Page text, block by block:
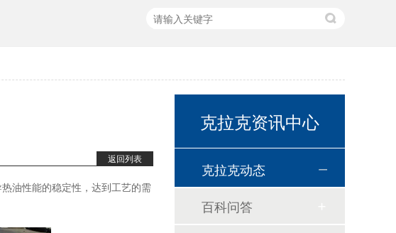
返回列表
油性能的稳定性，达到工艺的需
克拉克资讯中心
克拉克动态
百科问答